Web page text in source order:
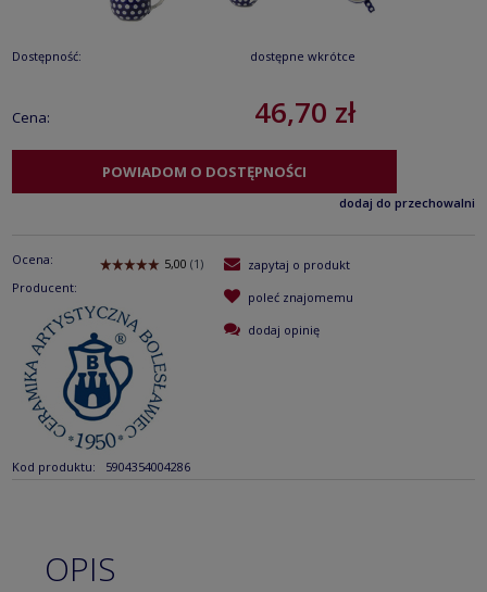
Dostępność: dostępne wkrótce
Cena: 46,70 zł
POWIADOM O DOSTĘPNOŚCI
dodaj do przechowalni
Ocena:
Producent:
Kod produktu: 5904354004286
zapytaj o produkt
poleć znajomemu
dodaj opinię
OPIS